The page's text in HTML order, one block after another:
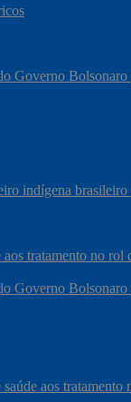
Governo
indígena
tratamento no
Governo
aos